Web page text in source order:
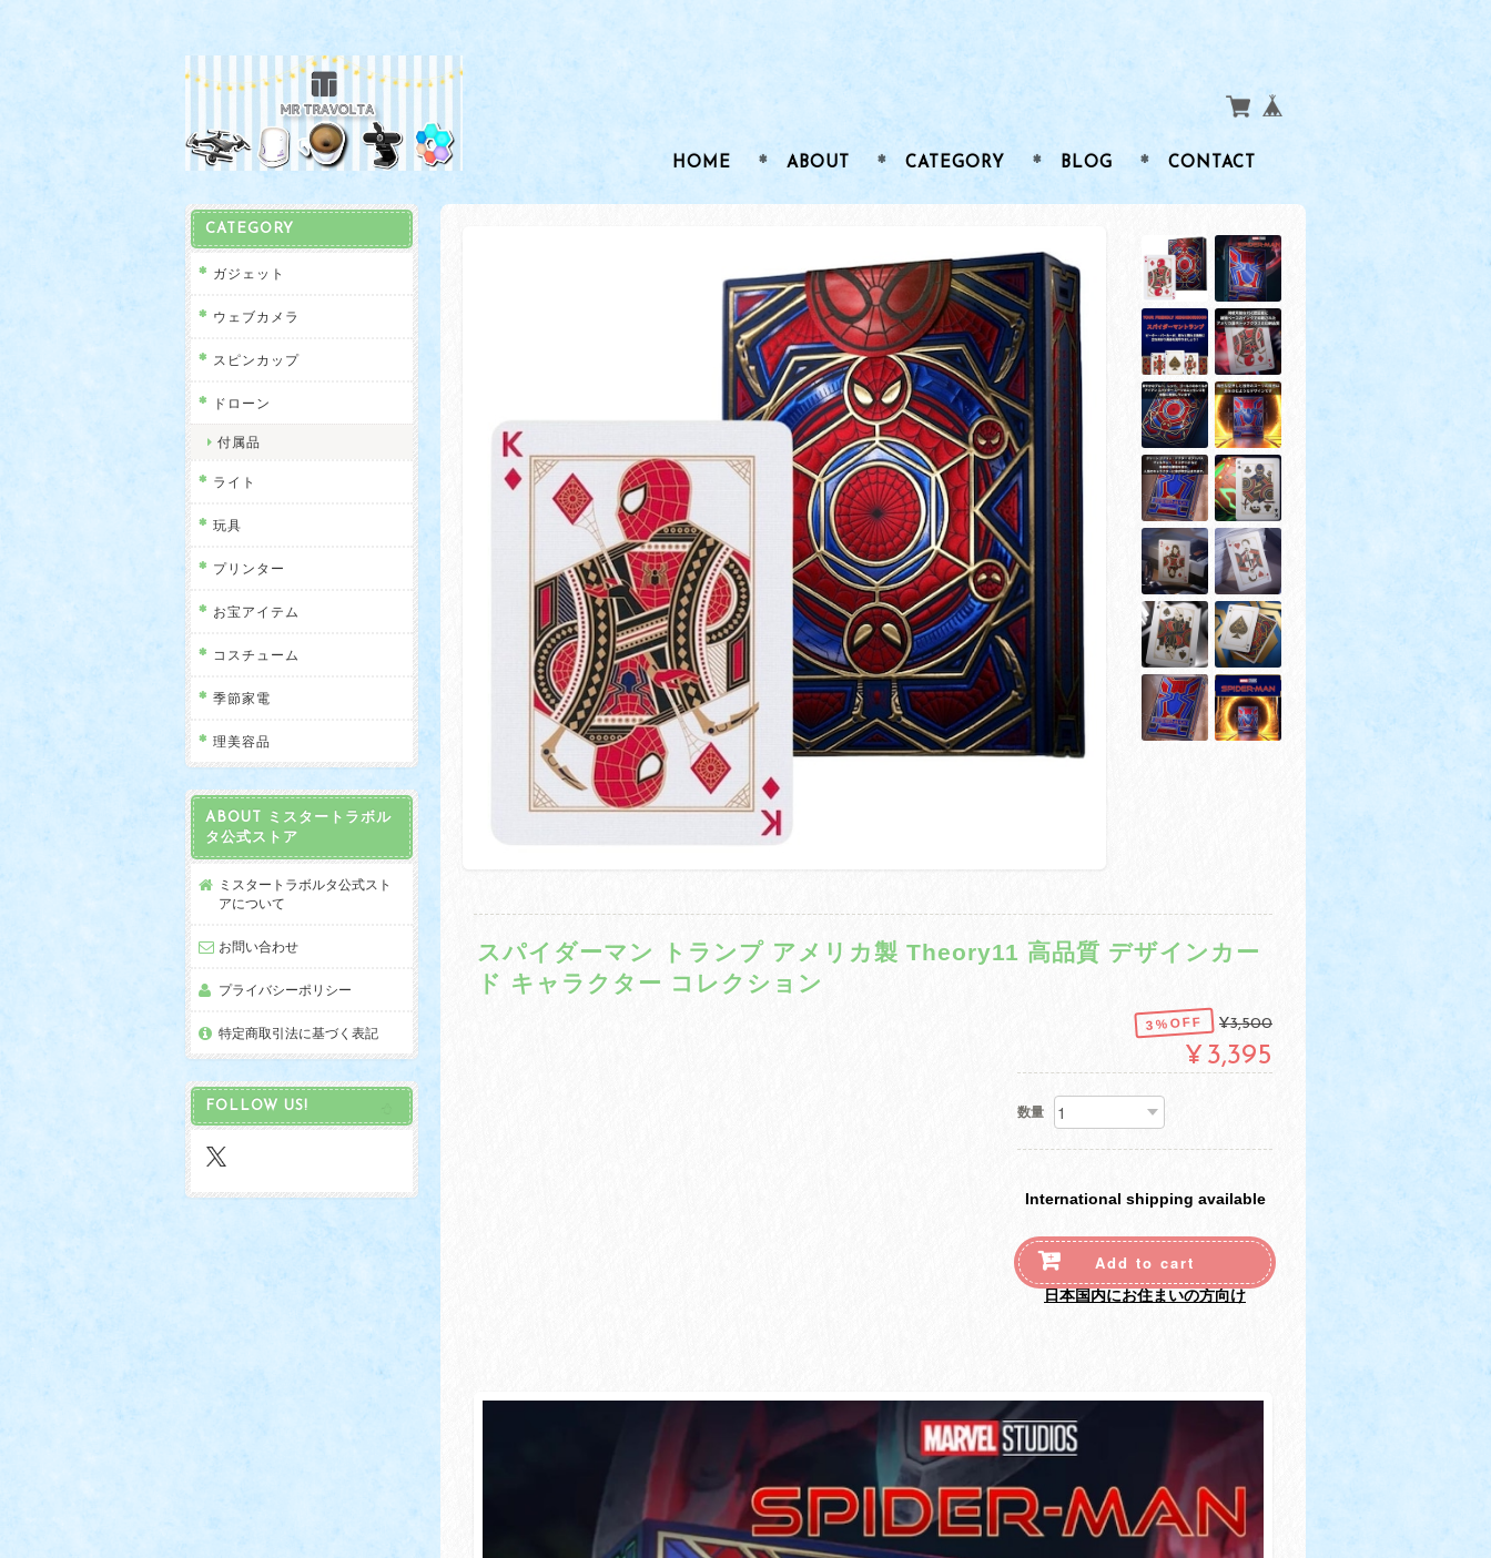
HOME ABOUT CATEGORY BLOG CONTACT
スパイダーマン トランプ アメリカ製 Theory11 高品質 デザインカー
ド キャラクター コレクション
3%OFF ¥3,500
¥3,395
数量
International shipping available
Add to cart
日本国内にお住まいの方向け
CATEGORY
ガジェット
ウェブカメラ
スピンカップ
ドローン
付属品
ライト
玩具
プリンター
お宝アイテム
コスチューム
季節家電
理美容品
ABOUT ミスタートラボル
タ公式ストア
ミスタートラボルタ公式スト
アについて
お問い合わせ
プライバシーポリシー
特定商取引法に基づく表記
FOLLOW US!